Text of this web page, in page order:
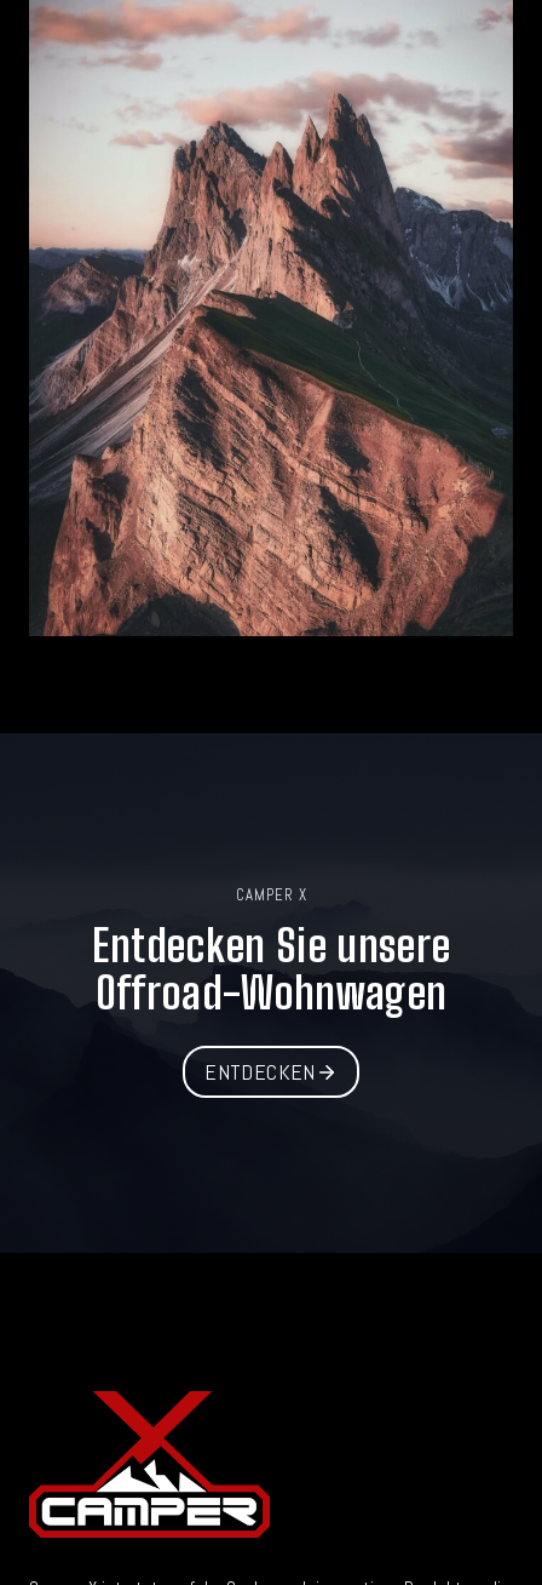
CAMPER X
Entdecken Sie unsere
Offroad-Wohnwagen
ENTDECKEN